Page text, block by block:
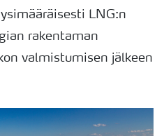
LNG:n
rakentaman
valmistumisen jälkeen